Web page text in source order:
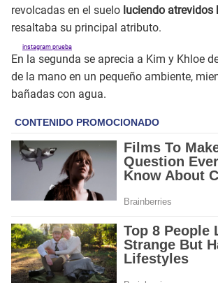
revolcadas en el suelo luciendo atrevidos
resaltaba su principal atributo.
instagram prueba
En la segunda se aprecia a Kim y Khloe
de la mano en un pequeño ambiente,
bañadas con agua.